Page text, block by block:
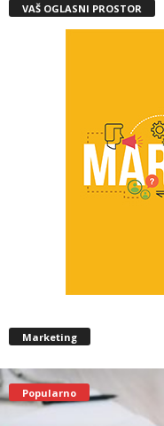
VAŠ OGLASNI PROSTOR
Marketing
Popularno